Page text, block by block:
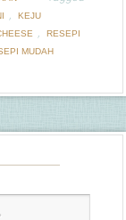
,
KEJU
,
RESEPI
MUDAH